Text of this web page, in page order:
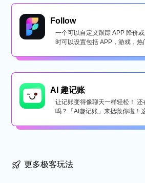
Follow
一个可以自定义跟踪 APP 降价
时可以设置包括 APP，游戏，热
AI 趣记账
让记账变得像聊天一样轻松！
吗？「AI趣记账」来拯救你啦！
更多极客玩法